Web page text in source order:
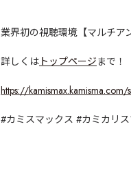
業界初の視聴環境【マルチア
詳しくは トップページまで！
https://
#カミスマックス #カミカリ